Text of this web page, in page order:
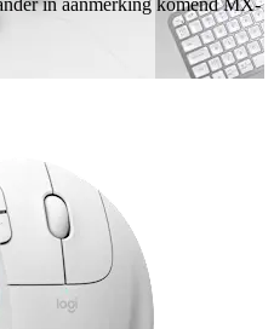
in aanmerking komend MX-